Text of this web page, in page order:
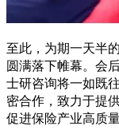
至此，为期一天半
圆满落下帷幕。会
士研咨询将一如既
密合作，致力于提
促进保险产业高质量